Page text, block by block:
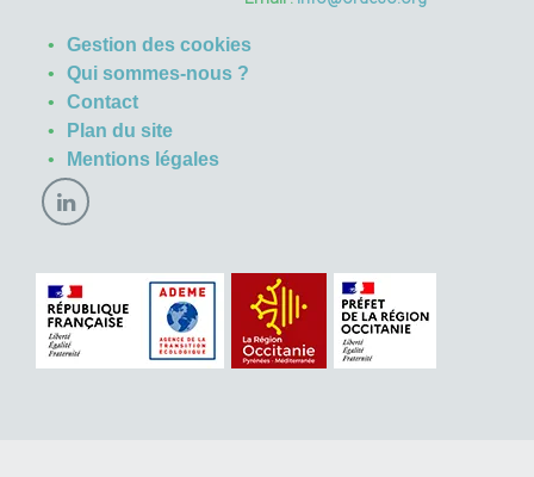
Gestion des cookies
Qui sommes-nous ?
Contact
Plan du site
Mentions légales